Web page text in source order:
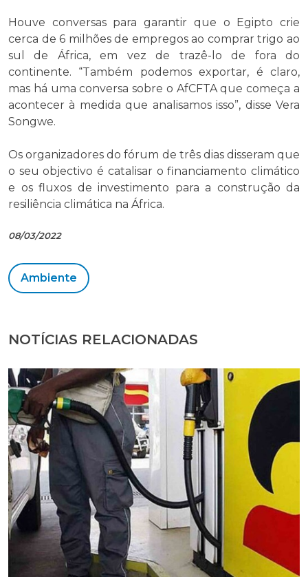
Houve conversas para garantir que o Egipto crie
cerca de 6 milhões de empregos ao comprar trigo ao
sul de África, em vez de trazê-lo de fora do
continente. “Também podemos exportar, é claro,
mas há uma conversa sobre o AfCFTA que começa a
acontecer à medida que analisamos isso”, disse Vera
Songwe.
Os organizadores do fórum de três dias disseram que
o seu objectivo é catalisar o financiamento climático
e os fluxos de investimento para a construção da
resiliência climática na África.
08/03/2022
Ambiente
NOTÍCIAS RELACIONADAS